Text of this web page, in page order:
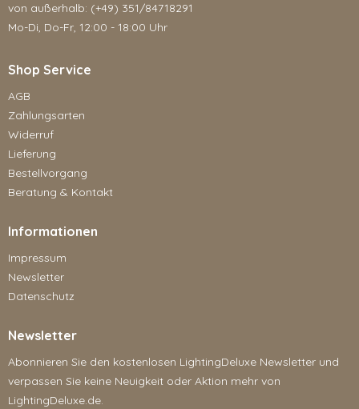
von außerhalb: (+49) 351/84718291
Mo-Di, Do-Fr, 12:00 - 18:00 Uhr
Shop Service
AGB
Zahlungsarten
Widerruf
Lieferung
Bestellvorgang
Beratung & Kontakt
Informationen
Impressum
Newsletter
Datenschutz
Newsletter
Abonnieren Sie den kostenlosen LightingDeluxe Newsletter und
verpassen Sie keine Neuigkeit oder Aktion mehr von
LightingDeluxe.de.